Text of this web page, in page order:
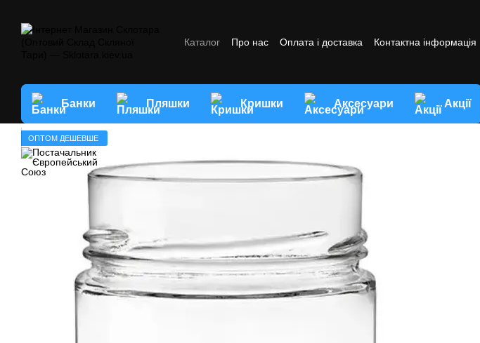
Каталог Про нас Оплата і доставка Контактна інформація
Банки Пляшки Кришки Аксесуари Акції
ОПТОМ ДЕШЕВШЕ